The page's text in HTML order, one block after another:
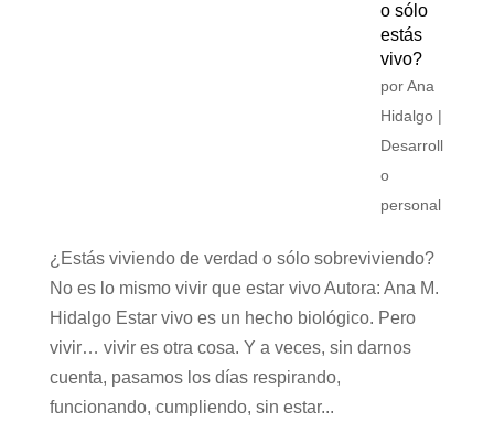
o sólo
estás
vivo?
porAna
Hidalgo|
Desarroll
o
personal
¿Estás viviendo de verdad o sólo sobreviviendo?
No es lo mismo vivir que estar vivo Autora: Ana M.
Hidalgo Estar vivo es un hecho biológico. Pero
vivir… vivir es otra cosa. Y a veces, sin darnos
cuenta, pasamos los días respirando,
funcionando, cumpliendo, sin estar...